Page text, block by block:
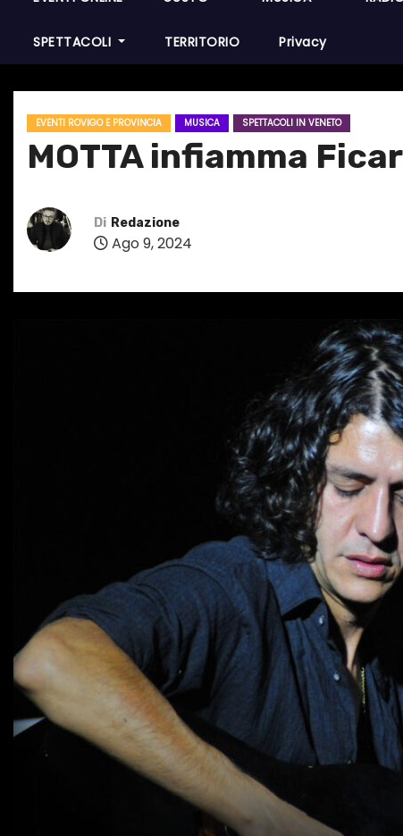
SPETTACOLI TERRITORIO Privacy
EVENTI ROVIGO E PROVINCIA MUSICA SPETTACOLI IN VENETO
MOTTA infiamma
Di Redazione
Ago 9, 2024